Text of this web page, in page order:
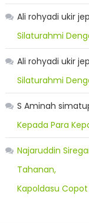
Ali rohyadi ukir
Silaturahmi
Ali rohyadi ukir
Silaturahmi
S Aminah
Kepada Para
Najaruddin
Tahanan,
Kapoldasu